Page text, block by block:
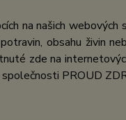
na našich
obsahu živin
zde na
PROUD